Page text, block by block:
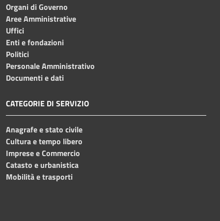
Organi di Governo
Aree Amministrative
Uffici
Enti e fondazioni
Politici
Personale Amministrativo
Documenti e dati
CATEGORIE DI SERVIZIO
Anagrafe e stato civile
Cultura e tempo libero
Imprese e Commercio
Catasto e urbanistica
Mobilità e trasporti